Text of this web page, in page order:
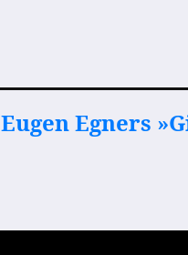
Eugen Egners